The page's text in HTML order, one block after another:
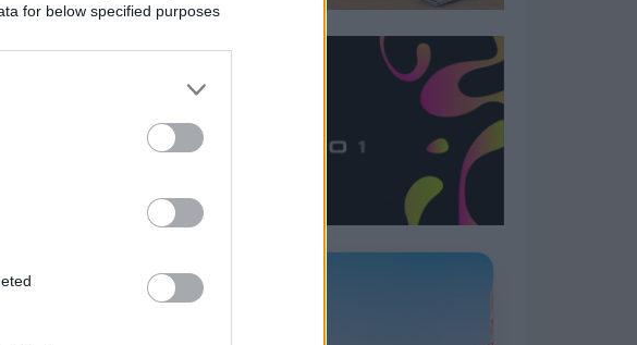
for below specified purposes
Η ΣΤΗΛΗ ΜΑΣ